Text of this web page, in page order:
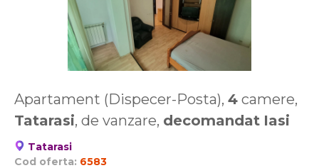
Apartament (Dispecer-Posta), 4 camere,
Tatarasi, de vanzare, decomandat Iasi
Tatarasi
Cod oferta: 6583